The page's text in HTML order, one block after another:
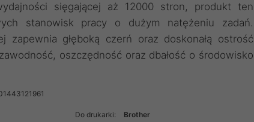
sięgającej aż 12000 stron, produkt ten
stanowisk pracy o dużym natężeniu zadań.
zapewnia głęboką czerń oraz doskonałą ostrość
oszczędność oraz dbałość o środowisko
Do drukarki:
Brother